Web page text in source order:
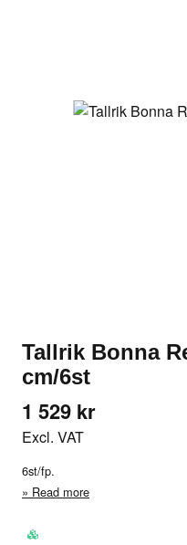
Tallrik Bonna
cm/6st
1 529 kr
Excl. VAT
6st/fp.
Read more